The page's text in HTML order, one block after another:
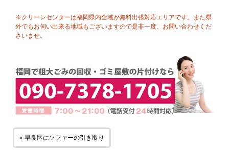
※クリーンセンターは福岡県内全域が無料出張対応エリアです。また県
外でもお伺い出来る地域もございますので是非一度、お問い合わせくだ
さいませ。
« 早良区にソファーの引き取り